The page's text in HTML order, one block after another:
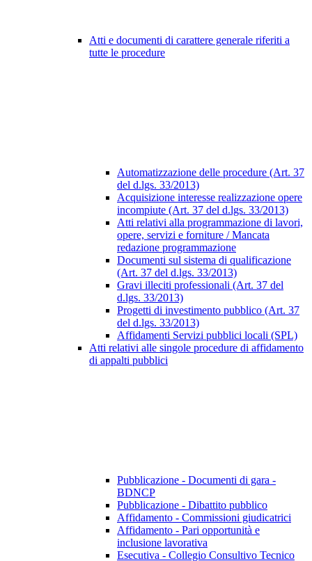
Atti e documenti di carattere generale riferiti a
tutte le procedure
Automatizzazione delle procedure (Art. 37
del d.lgs. 33/2013)
Acquisizione interesse realizzazione opere
incompiute (Art. 37 del d.lgs. 33/2013)
Atti relativi alla programmazione di lavori,
opere, servizi e forniture / Mancata
redazione programmazione
Documenti sul sistema di qualificazione
(Art. 37 del d.lgs. 33/2013)
Gravi illeciti professionali (Art. 37 del
d.lgs. 33/2013)
Progetti di investimento pubblico (Art. 37
del d.lgs. 33/2013)
Affidamenti Servizi pubblici locali (SPL)
Atti relativi alle singole procedure di affidamento
di appalti pubblici
Pubblicazione - Documenti di gara -
BDNCP
Pubblicazione - Dibattito pubblico
Affidamento - Commissioni giudicatrici
Affidamento - Pari opportunità e
inclusione lavorativa
Esecutiva - Collegio Consultivo Tecnico